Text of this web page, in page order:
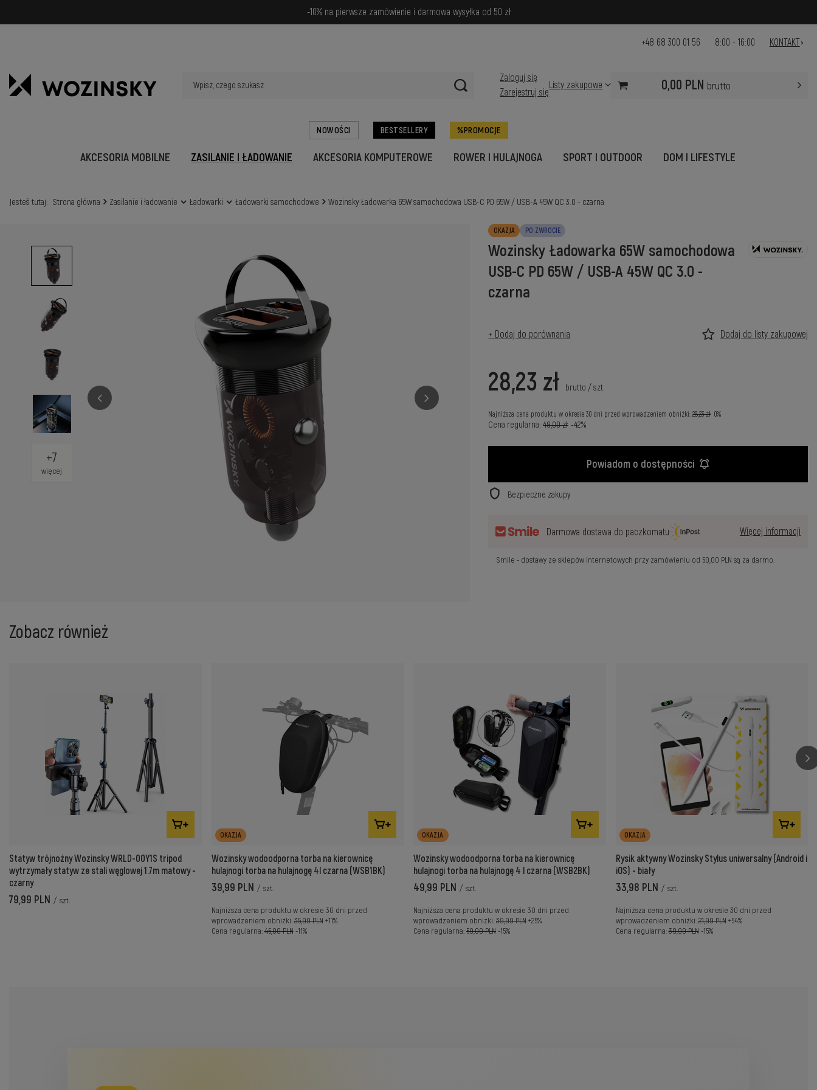
-10% na pierwsze zamówienie i darmowa wysyłka od 50 zł
+48 68 300 01 56 8:00 - 16:00 KONTAKT
Zaloguj się
Zarejestruj się
Listy zakupowe 0,00 PLN brutto
NOWOŚCI BESTSELLERY PROMOCJE
AKCESORIA MOBILNE ZASILANIE I ŁADOWANIE AKCESORIA KOMPUTEROWE ROWER I HULAJNOGA SPORT I OUTDOOR DOM I LIFESTYLE
Jesteś tutaj: Strona główna Zasilanie i ładowanie Ładowarki Ładowarki samochodowe Wozinsky Ładowarka 65W samochodowa USB-C PD 65W / USB-A 45W QC 3.0 - czarna
+7
więcej
OKAZJA PO ZWROCIE
Wozinsky Ładowarka 65W samochodowa
USB-C PD 65W / USB-A 45W QC 3.0 -
czarna
+ Dodaj do porównania Dodaj do listy zakupowej
28,23 zł brutto /szt.
Najniższa cena produktu w okresie 30 dni przed wprowadzeniem obniżki:28,23 zł 0%
Cena regularna:49,00 zł -42%
Powiadom o dostępności
Bezpieczne zakupy
Darmowa dostawa do paczkomatu Więcej informacji
Smile - dostawy ze sklepów internetowych przy zamówieniu od 50,00 PLN są za darmo.
Zobacz również
Statyw trójnożny Wozinsky WRLD-00Y1S tripod
wytrzymały statyw ze stali węglowej 1.7m matowy -
czarny
79,99 PLN / szt.
OKAZJA
Wozinsky wodoodporna torba na kierownicę
hulajnogi torba na hulajnogę 4l czarna (WSB1BK)
39,99 PLN / szt.
Najniższa cena produktu w okresie 30 dni przed
wprowadzeniem obniżki:35,99 PLN +11%
Cena regularna:45,00 PLN -11%
OKAZJA
Wozinsky wodoodporna torba na kierownicę
hulajnogi torba na hulajnogę 4 l czarna (WSB2BK)
49,99 PLN / szt.
Najniższa cena produktu w okresie 30 dni przed
wprowadzeniem obniżki:39,99 PLN+25%
Cena regularna:59,00 PLN-15%
OKAZJA
Rysik aktywny Wozinsky Stylus uniwersalny (Android i
iOS) - biały
33,98 PLN / szt.
Najniższa cena produktu w okresie 30 dni przed
wprowadzeniem obniżki:21,99 PLN +54%
Cena regularna:39,99 PLN -15%